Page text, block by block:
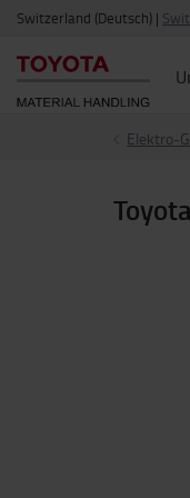
Switzerland (Deutsch) |
Elektro-